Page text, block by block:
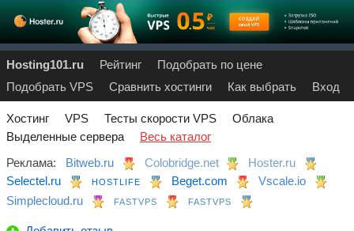
Hosting101.ru Рейтинг
Подобрать по цене
Подобрать VPS
Сравнить хостинги Как выбрать Вход
Хостинг VPS Тесты скорости VPS
Облака
Выделенные сервера
Весь каталог
Реклама:
Bitweb.ru Colobridge.net
Hoster.ru
Selectel.ru
HOSTLIFE Beget.com
Vscale.io
Simplecloud.ru
FASTVPS FASTVPS